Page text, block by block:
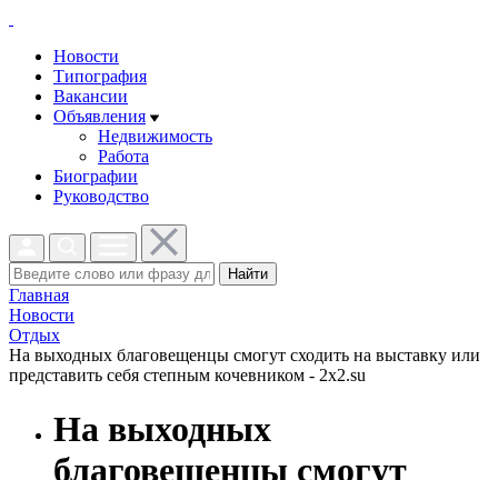
Новости
Типография
Вакансии
Объявления
Недвижимость
Работа
Биографии
Руководство
Найти
Главная
Новости
Отдых
На выходных благовещенцы смогут сходить на выставку или
представить себя степным кочевником - 2x2.su
На выходных
благовещенцы смогут